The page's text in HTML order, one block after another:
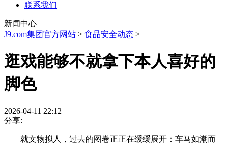
联系我们
新闻中心
J9.com集团官方网站 > 食品安全动态 >
逛戏能够不就拿下本人喜好的
脚色
2026-04-11 22:12
分享:
就文物拟人，过去的图卷正正在缓缓展开：车马如潮而